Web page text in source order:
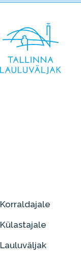
Korraldajale
Külastajale
Lauluväljak